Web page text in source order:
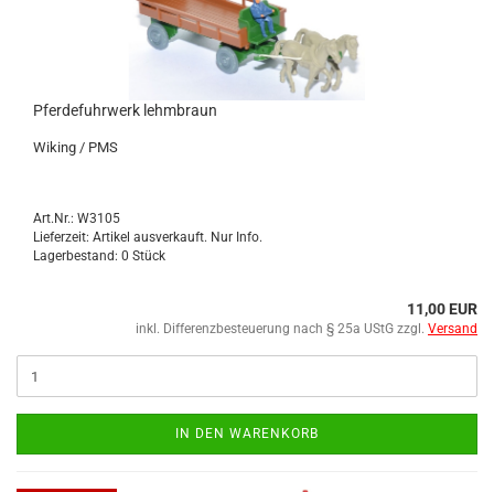
Pfer­de­fuhr­werk lehm­braun
Wi­king / PMS
Art.Nr.: W3105
Lieferzeit: Artikel ausverkauft. Nur Info.
Lagerbestand: 0 Stück
11,00 EUR
inkl. Differenzbesteuerung nach § 25a UStG zzgl. Versand
IN DEN WARENKORB